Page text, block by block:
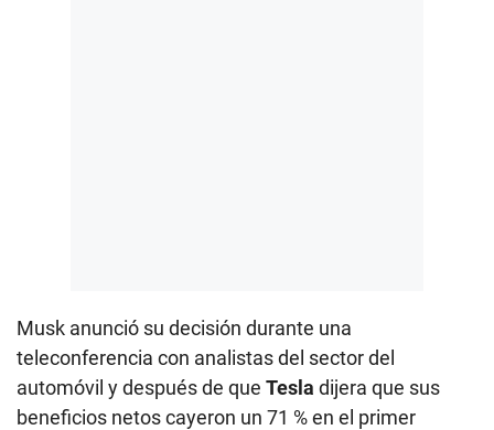
Musk anunció su decisión durante una
teleconferencia con analistas del sector del
automóvil y después de que Tesla dijera que sus
beneficios netos cayeron un 71 % en el primer